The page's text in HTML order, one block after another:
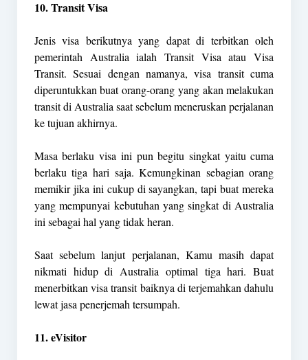
10. Transit Visa
Jenis visa berikutnya yang dapat di terbitkan oleh
pemerintah Australia ialah Transit Visa atau Visa
Transit. Sesuai dengan namanya, visa transit cuma
diperuntukkan buat orang-orang yang akan melakukan
transit di Australia saat sebelum meneruskan perjalanan
ke tujuan akhirnya.
Masa berlaku visa ini pun begitu singkat yaitu cuma
berlaku tiga hari saja. Kemungkinan sebagian orang
memikir jika ini cukup di sayangkan, tapi buat mereka
yang mempunyai kebutuhan yang singkat di Australia
ini sebagai hal yang tidak heran.
Saat sebelum lanjut perjalanan, Kamu masih dapat
nikmati hidup di Australia optimal tiga hari. Buat
menerbitkan visa transit baiknya di terjemahkan dahulu
lewat jasa penerjemah tersumpah.
11. eVisitor